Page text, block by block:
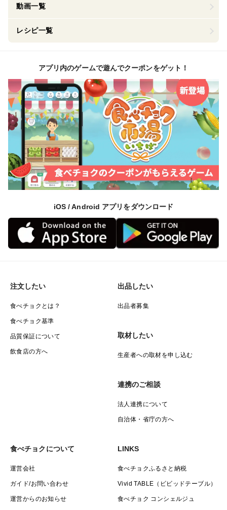
動画一覧
レシピ一覧
アプリ内のゲームで遊んでクーポンをゲット！
iOS / Android アプリをダウンロード
注文したい
食べチョクとは？
食べチョク基準
品質保証について
飲食店の方へ
出品したい
出品者募集
取材したい
生産者への取材を申し込む
連携のご相談
法人連携について
自治体・省庁の方へ
食べチョクについて
運営会社
ガイド/お問い合わせ
運営からのお知らせ
LINKS
食べチョクふるさと納税
Vivid TABLE（ビビッドテーブル）
食べチョク コンシェルジュ